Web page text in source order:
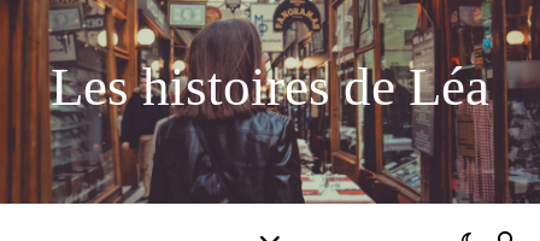
Les histoires de Léa